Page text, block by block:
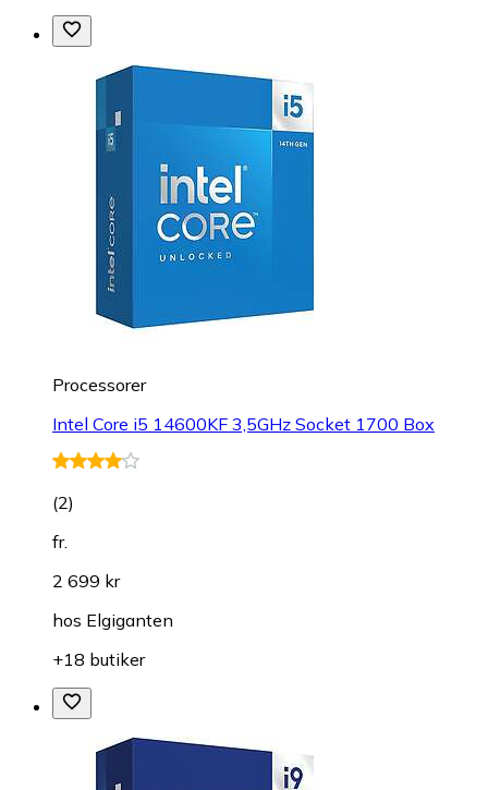
Processorer
Intel Core i5 14600KF 3,5GHz Socket 1700 Box
(2)
fr.
2 699 kr
hos Elgiganten
+18 butiker